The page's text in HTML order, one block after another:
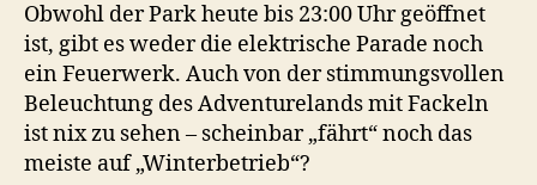
Obwohl der Park heute bis 23:00 Uhr geöffnet
ist, gibt es weder die elektrische Parade noch
ein Feuerwerk. Auch von der stimmungsvollen
Beleuchtung des Adventurelands mit Fackeln
ist nix zu sehen – scheinbar „fährt“ noch das
meiste auf „Winterbetrieb“?